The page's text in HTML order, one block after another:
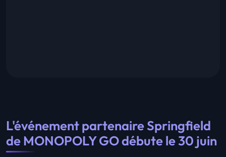
L'événement partenaire Springfield
de MONOPOLY GO débute le 30 juin